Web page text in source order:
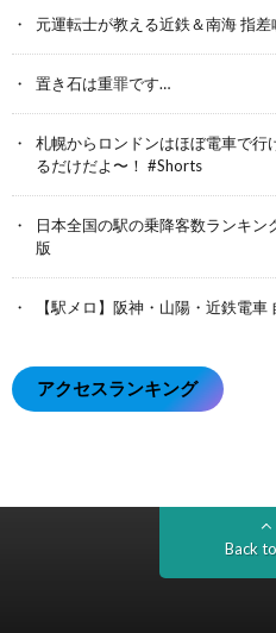
元運転士が教える近鉄＆南海 指
置き石は重罪です…
札幌からロンドンはほぼ電車で行
るだけだよ〜！ #Shorts
日本全国の駅の乗降客数ランキ
版
【駅メロ】阪神・山陽・近鉄電
アクセスランキング
Back